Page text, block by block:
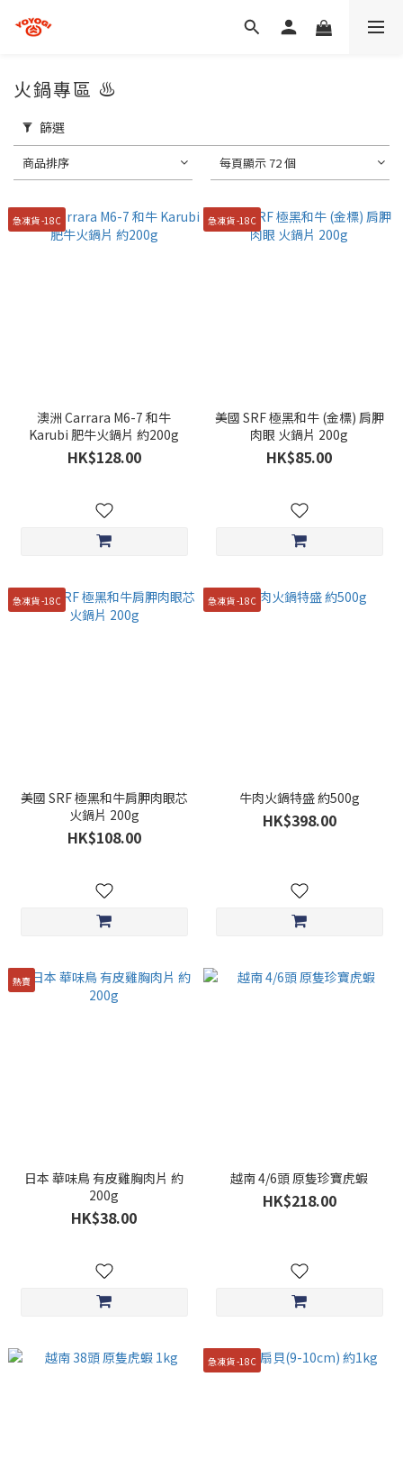
火鍋專區 ♨️
篩選
商品排序 每頁顯示 72 個
急凍貨 -18C
澳洲 Carrara M6-7 和牛
Karubi 肥牛火鍋片 約200g
HK$128.00
急凍貨 -18C
美國 SRF 極黑和牛 (金標) 肩胛
肉眼 火鍋片 200g
HK$85.00
急凍貨 -18C
美國 SRF 極黑和牛肩胛肉眼芯
火鍋片 200g
HK$108.00
急凍貨 -18C
牛肉火鍋特盛 約500g
HK$398.00
熱賣
日本 華味鳥 有皮雞胸肉片 約
200g
HK$38.00
越南 4/6頭 原隻珍寶虎蝦
HK$218.00
急凍貨 -18C